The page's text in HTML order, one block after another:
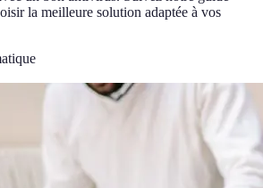
la meilleure solution adaptée à vos